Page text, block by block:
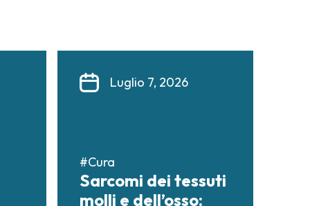
Luglio 7, 2026
#Cura
Sarcomi dei tessuti
molli e dell’osso: